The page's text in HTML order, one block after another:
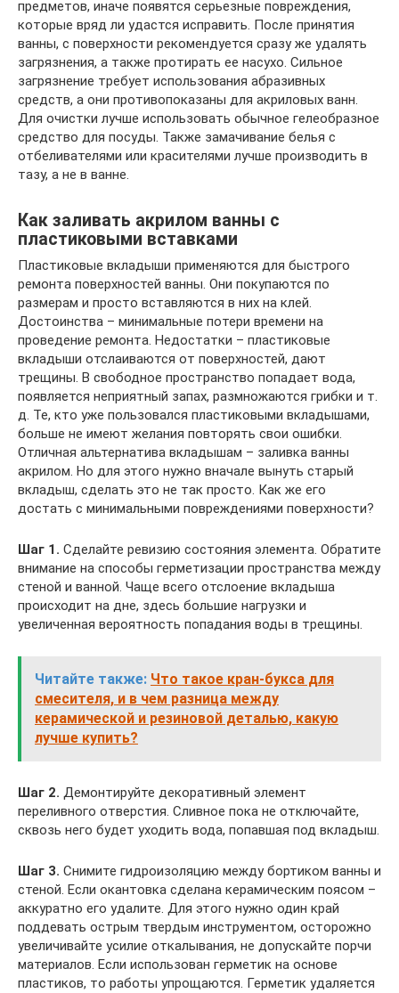
предметов, иначе появятся серьезные повреждения,
которые вряд ли удастся исправить. После принятия
ванны, с поверхности рекомендуется сразу же удалять
загрязнения, а также протирать ее насухо. Сильное
загрязнение требует использования абразивных
средств, а они противопоказаны для акриловых ванн.
Для очистки лучше использовать обычное гелеобразное
средство для посуды. Также замачивание белья с
отбеливателями или красителями лучше производить в
тазу, а не в ванне.
Как заливать акрилом ванны с
пластиковыми вставками
Пластиковые вкладыши применяются для быстрого
ремонта поверхностей ванны. Они покупаются по
размерам и просто вставляются в них на клей.
Достоинства – минимальные потери времени на
проведение ремонта. Недостатки – пластиковые
вкладыши отслаиваются от поверхностей, дают
трещины. В свободное пространство попадает вода,
появляется неприятный запах, размножаются грибки и т.
д. Те, кто уже пользовался пластиковыми вкладышами,
больше не имеют желания повторять свои ошибки.
Отличная альтернатива вкладышам – заливка ванны
акрилом. Но для этого нужно вначале вынуть старый
вкладыш, сделать это не так просто. Как же его
достать с минимальными повреждениями поверхности?
Шаг 1. Сделайте ревизию состояния элемента. Обратите
внимание на способы герметизации пространства между
стеной и ванной. Чаще всего отслоение вкладыша
происходит на дне, здесь большие нагрузки и
увеличенная вероятность попадания воды в трещины.
Читайте также: Что такое кран-букса для
смесителя, и в чем разница между
керамической и резиновой деталью, какую
лучше купить?
Шаг 2. Демонтируйте декоративный элемент
переливного отверстия. Сливное пока не отключайте,
сквозь него будет уходить вода, попавшая под вкладыш.
Шаг 3. Снимите гидроизоляцию между бортиком ванны и
стеной. Если окантовка сделана керамическим поясом –
аккуратно его удалите. Для этого нужно один край
поддевать острым твердым инструментом, осторожно
увеличивайте усилие откалывания, не допускайте порчи
материалов. Если использован герметик на основе
пластиков, то работы упрощаются. Герметик удаляется